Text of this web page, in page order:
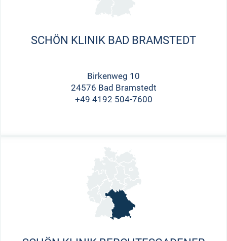
SCHÖN KLINIK BAD BRAMSTEDT
Birkenweg 10
24576 Bad Bramstedt
+49 4192 504-7600